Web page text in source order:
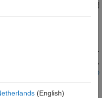
のダイナミクスを対話形式で調
性能を可視化し、応答の特性を
使用して、複数の制御システム
細については、
複数の設計の
(English)